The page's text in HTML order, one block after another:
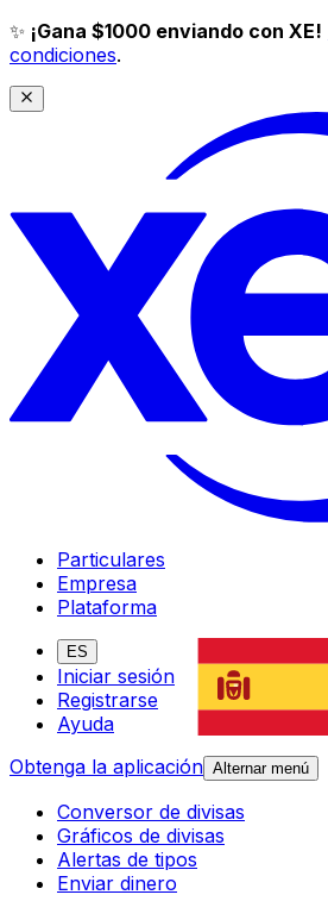
✨ ¡Gana $1000 enviando con XE!
condiciones.
Particulares
Empresa
Plataforma
ES
Iniciar sesión
Registrarse
Ayuda
Obtenga la aplicación Alternar menú
Conversor de divisas
Gráficos de divisas
Alertas de tipos
Enviar dinero